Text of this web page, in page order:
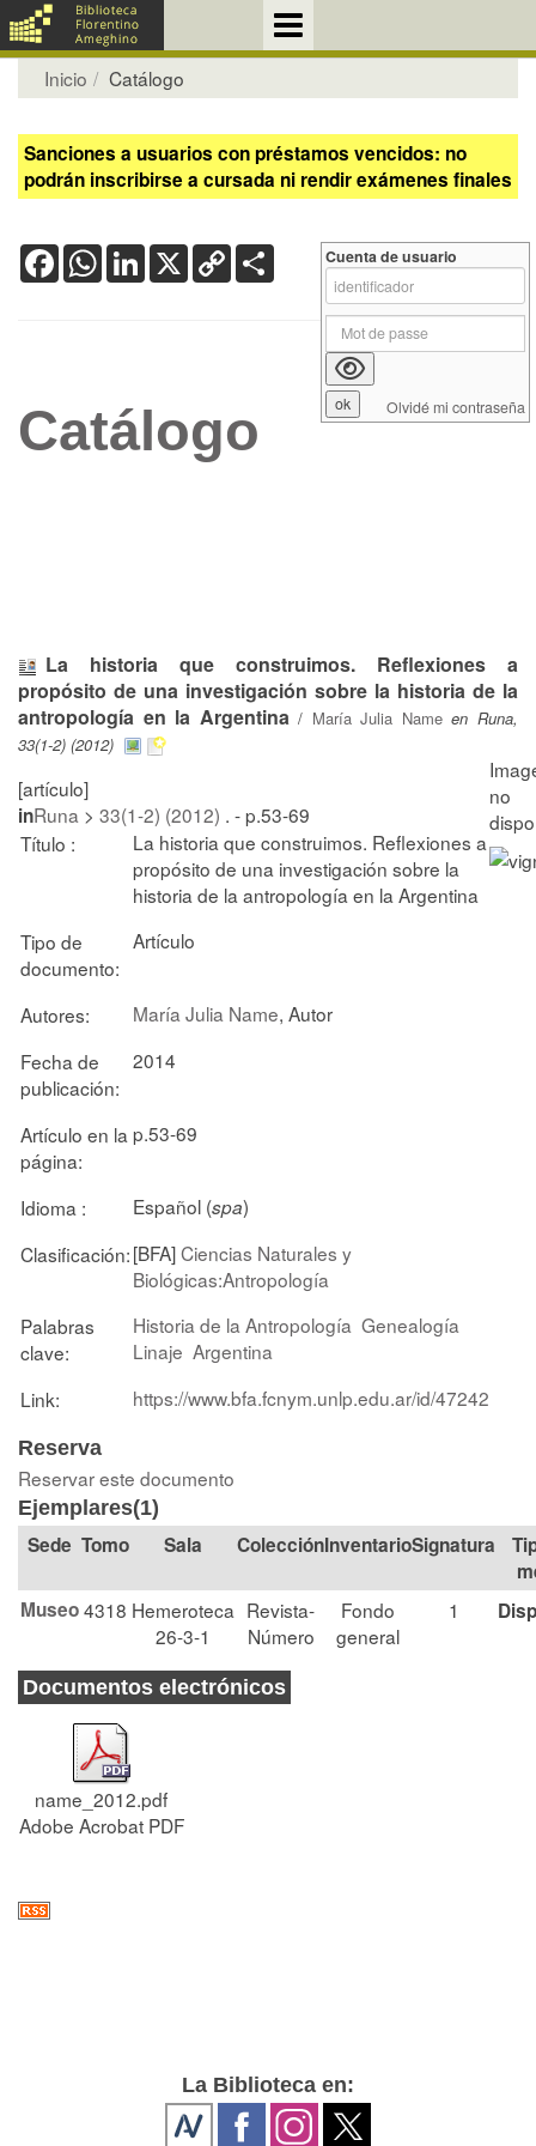
Inicio Catálogo
Sanciones a usuarios con préstamos vencidos: no
podrán inscribirse a cursada ni rendir exámenes finales
FacebookWhatsApp
LinkedIn
X Copy
Link
Catálogo
La historia que construimos. Reflexiones a
propósito de una investigación sobre la historia de la
antropología en la Argentina/ María Julia Name en Runa,
33(1-2) (2012)
[artículo]
inRuna > 33(1-2) (2012) . - p.53-69
Título :
La historia que construimos. Reflexiones a
propósito de una investigación sobre la
historia de la antropología en la Argentina
Tipo de
documento:
Artículo
Autores: María Julia Name, Autor
Fecha de
publicación:
2014
Artículo en la
página:
p.53-69
Idioma : Español (spa)
Clasificación:[BFA]Ciencias Naturales y
Biológicas:Antropología
Palabras
clave:
Historia de la Antropología Genealogía
Linaje Argentina
Link:
https://www.bfa.fcnym.unlp.edu.ar/id/47242
Reserva
Reservar este documento
Ejemplares(1)
Tomo Sala Colección Signatura
Museo4318 Hemeroteca
26-3-1
Revista-
Número
Fondo
general
1
Documentos electrónicos
name_2012.pdf
Adobe Acrobat PDF
Cuenta de usuario
Olvidé mi contraseña
La Biblioteca en: